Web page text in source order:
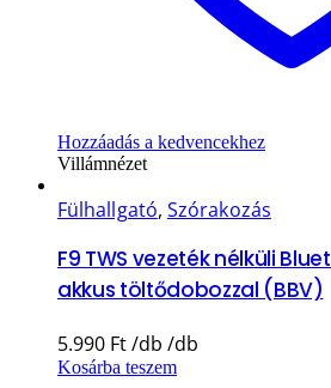
Hozzáadás a kedvencekhez
Villámnézet
Fülhallgató,Szórakozás
F9 TWS vezeték nélküli
akkus töltődobozzal (BBV)
5.990 Ft
Kosárba teszem